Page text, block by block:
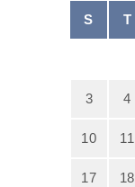
S T
3 4
10 11
17 18